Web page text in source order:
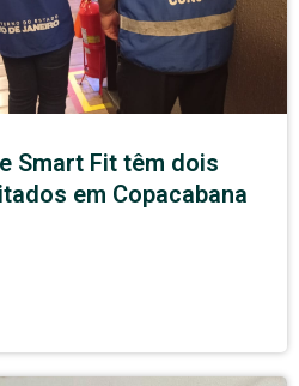
Smart Fit têm dois
em Copacabana